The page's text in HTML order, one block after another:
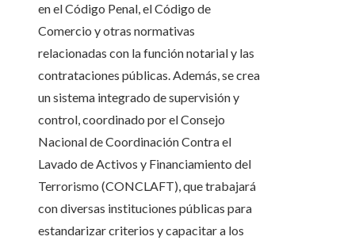
en el Código Penal, el Código de
Comercio y otras normativas
relacionadas con la función notarial y las
contrataciones públicas. Además, se crea
un sistema integrado de supervisión y
control, coordinado por el Consejo
Nacional de Coordinación Contra el
Lavado de Activos y Financiamiento del
Terrorismo (CONCLAFT), que trabajará
con diversas instituciones públicas para
estandarizar criterios y capacitar a los